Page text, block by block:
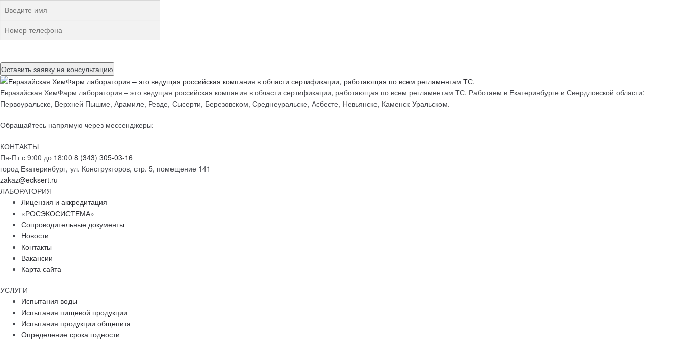
Евразийская ХимФарм лаборатория – это ведущая российская компания в области сертификации, работающая по всем регламентам ТС. Работаем в Екатеринбурге и Свердловской области:
Первоуральске, Верхней Пышме, Арамиле, Ревде, Сысерти, Березовском, Среднеуральске, Асбесте, Невьянске, Каменск-Уральском.
Обращайтесь напрямую через мессенджеры:
КОНТАКТЫ
Пн-Пт с 9:00 до 18:00 8 (343) 305-03-16
город Екатеринбург, ул. Конструкторов, стр. 5, помещение 141
zakaz@ecksert.ru
ЛАБОРАТОРИЯ
Лицензия и аккредитация
«РОСЭКОСИСТЕМА»
Сопроводительные документы
Новости
Контакты
Вакансии
Карта сайта
УСЛУГИ
Испытания воды
Испытания пищевой продукции
Испытания продукции общепита
Определение срока годности